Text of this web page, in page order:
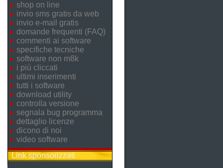
shop on line
invio sms gratis da web
invio e-mail gratis
domande frequenti (FAQ)
commenti ai software
specifiche tecniche
software non m8k
i più cliccati
ultimi inserimenti
tutti i software
download utility
controlla versione
segnala bug programma
dettaglio licenze
dicono di noi
video software
Link sponsorizzati